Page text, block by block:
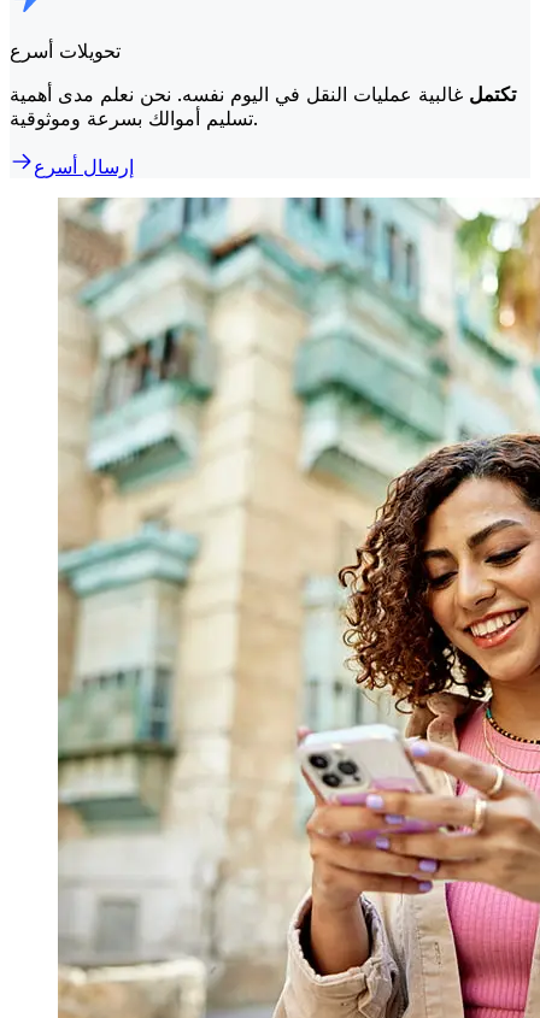
تحويلات أسرع
تكتمل غالبية عمليات النقل في اليوم نفسه. نحن نعلم مدى أهمية
تسليم أموالك بسرعة وموثوقية.
إرسال أسرع